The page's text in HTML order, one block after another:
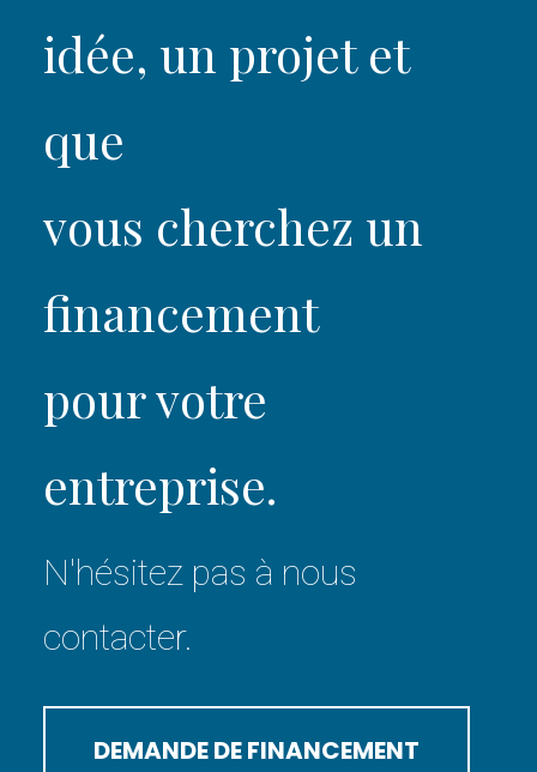
idée, un projet et
que
vous cherchez un
financement
pour votre
entreprise.
N'hésitez pas à nous
contacter.
DEMANDE DE FINANCEMENT